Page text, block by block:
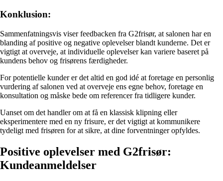
Konklusion:
Sammenfatningsvis viser feedbacken fra G2frisør, at salonen har en
blanding af positive og negative oplevelser blandt kunderne. Det er
vigtigt at overveje, at individuelle oplevelser kan variere baseret på
kundens behov og frisørens færdigheder.
For potentielle kunder er det altid en god idé at foretage en personlig
vurdering af salonen ved at overveje ens egne behov, foretage en
konsultation og måske bede om referencer fra tidligere kunder.
Uanset om det handler om at få en klassisk klipning eller
eksperimentere med en ny frisure, er det vigtigt at kommunikere
tydeligt med frisøren for at sikre, at dine forventninger opfyldes.
Positive oplevelser med G2frisør:
Kundeanmeldelser